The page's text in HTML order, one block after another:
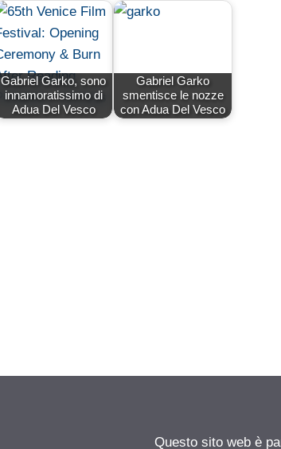
Gabriel Garko, sono
innamoratissimo di
Adua Del Vesco
Gabriel Garko
smentisce le nozze
con Adua Del Vesco
Questo sito web è